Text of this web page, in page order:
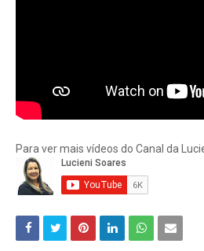
Para ver mais vídeos do Canal da